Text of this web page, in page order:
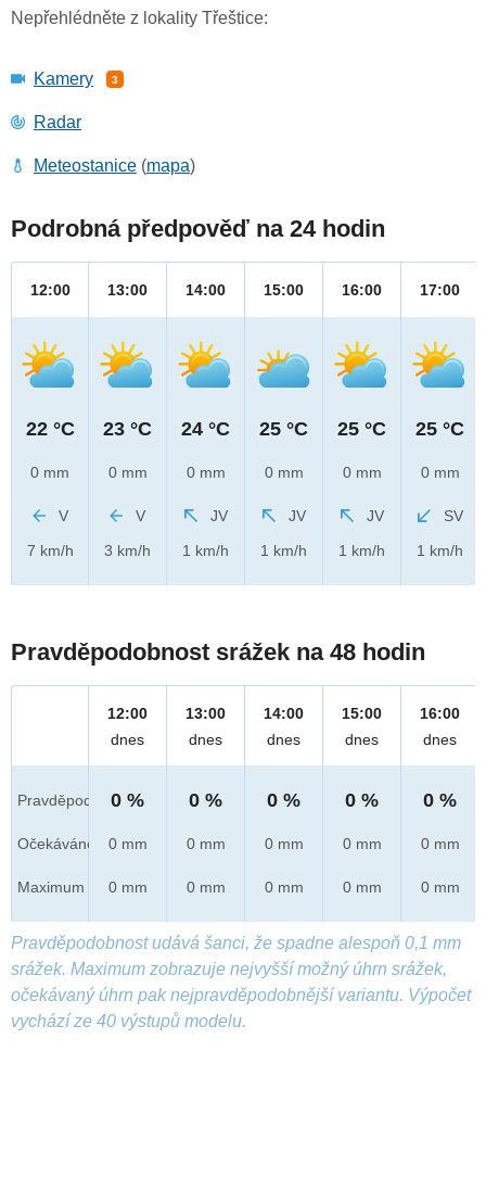
Nepřehlédněte z lokality Třeštice:
Kamery 3
Radar
Meteostanice (mapa)
Podrobná předpověď na 24 hodin
12:00
22 °C
0 mm
V
7 km/h
13:00
23 °C
0 mm
V
3 km/h
14:00
24 °C
0 mm
JV
1 km/h
15:00
25 °C
0 mm
JV
1 km/h
16:00
25 °C
0 mm
JV
1 km/h
17:00
25 °C
0 mm
SV
1 km/h
Pravděpodobnost srážek na 48 hodin
Pravděpod.
Očekáváno
Maximum
12:00
dnes
0 %
0 mm
0 mm
13:00
dnes
0 %
0 mm
0 mm
14:00
dnes
0 %
0 mm
0 mm
15:00
dnes
0 %
0 mm
0 mm
16:00
dnes
0 %
0 mm
0 mm
Pravděpodobnost udává šanci, že spadne alespoň 0,1 mm
srážek. Maximum zobrazuje nejvyšší možný úhrn srážek,
očekávaný úhrn pak nejpravděpodobnější variantu. Výpočet
vychází ze 40 výstupů modelu.